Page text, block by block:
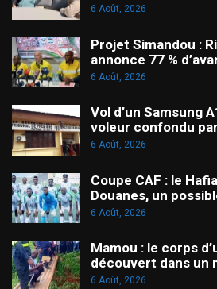
6 Août, 2026
Projet Simandou :
annonce 77 %
6 Août, 2026
Vol d’un Samsung
voleur confondu
6 Août, 2026
Coupe CAF : le
Douanes, un
6 Août, 2026
Mamou : le corps
découvert dans un
6 Août, 2026